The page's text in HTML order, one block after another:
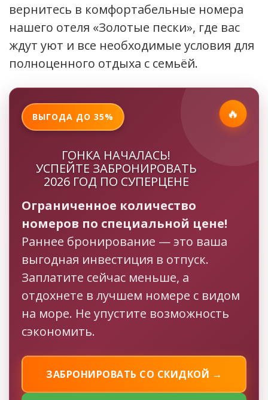
вернитесь в комфортабельные номера
нашего отеля «Золотые пески», где вас
ждут уют и все необходимые условия для
полноценного отдыха с семьёй.
🔥
ВЫГОДА ДО 35%
ГОНКА НАЧАЛАСЬ!
УСПЕЙТЕ ЗАБРОНИРОВАТЬ
2026 ГОД ПО СУПЕРЦЕНЕ
Ограниченное количество
номеров по специальной цене!
Раннее бронирование — это ваша
выгодная инвестиция в отпуск.
Заплатите сейчас меньше, а
отдохнете в лучшем номере с видом
на море. Не упустите возможность
сэкономить.
ЗАБРОНИРОВАТЬ СО СКИДКОЙ →